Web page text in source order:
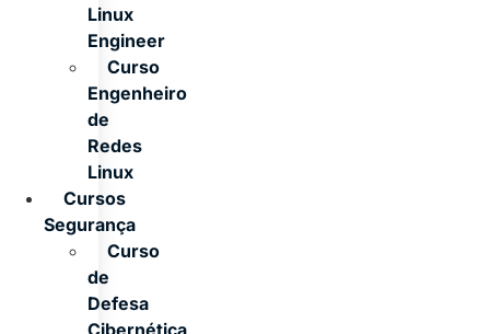
Linux
Engineer
Curso
Engenheiro
de
Redes
Linux
Cursos
Segurança
Curso
de
Defesa
Cibernética